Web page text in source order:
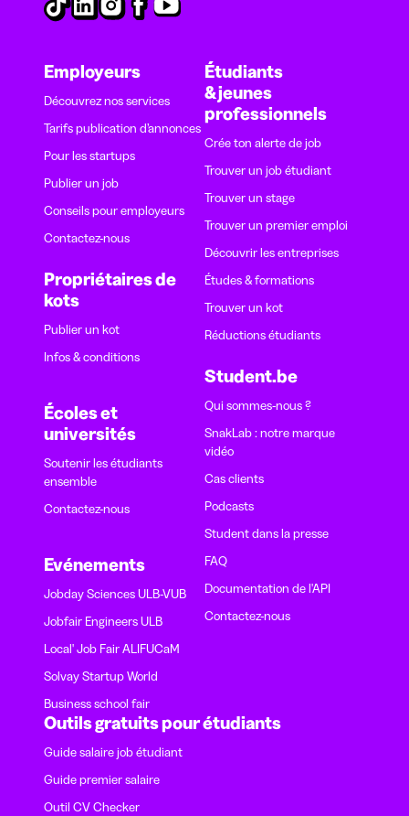
Employeurs
Découvrez nos services
Tarifs publication d’annonces
Pour les startups
Publier un job
Conseils pour employeurs
Contactez-nous
Propriétaires de
kots
Publier un kot
Infos & conditions
Écoles et
universités
Soutenir les étudiants
ensemble
Contactez-nous
Evénements
Jobday Sciences ULB-VUB
Jobfair Engineers ULB
Local' Job Fair ALIFUCaM
Solvay Startup World
Business school fair
Étudiants
& jeunes
professionnels
Crée ton alerte de job
Trouver un job étudiant
Trouver un stage
Trouver un premier emploi
Découvrir les entreprises
Études & formations
Trouver un kot
Réductions étudiants
Student.be
Qui sommes-nous ?
SnakLab : notre marque
vidéo
Cas clients
Podcasts
Student dans la presse
FAQ
Documentation de l'API
Contactez-nous
Outils gratuits pour étudiants
Guide salaire job étudiant
Guide premier salaire
Outil CV Checker